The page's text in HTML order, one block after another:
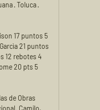
· Toluca ·
17 puntos 5
21 puntos
12 rebotes 4
20 pts 5
de Obras
Camilo,